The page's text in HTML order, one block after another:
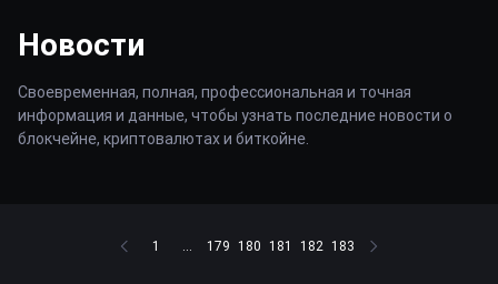
Новости
Своевременная, полная, профессиональная и точная
информация и данные, чтобы узнать последние новости о
блокчейне, криптовалютах и биткойне.
1 ... 179 180 181 182 183